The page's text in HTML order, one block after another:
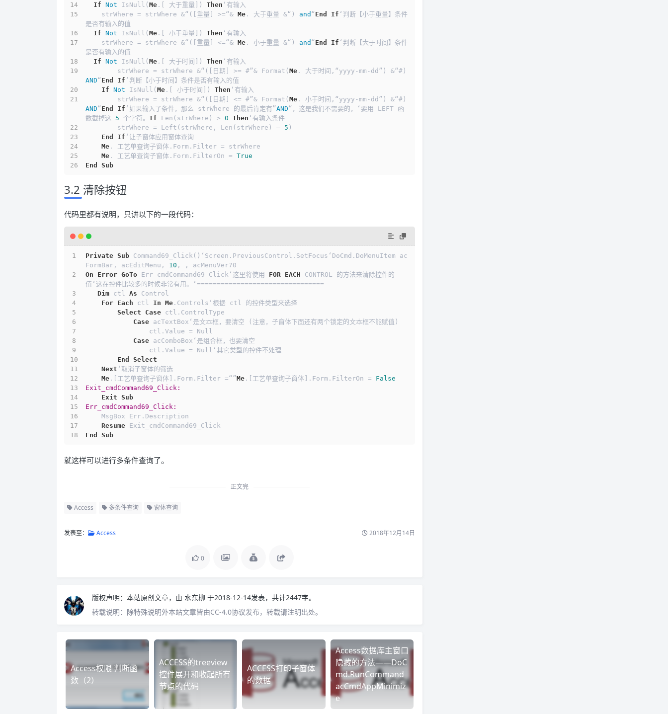
If Not IsNull( Me .[ 大于重量]) Then ‘有输入
    strWhere = strWhere &“([重量] >=“&
Me . 大于重量 &“) and “ End If ‘判断【小于重量】条件
是否有输入的值
If Not IsNull( Me .[ 小于重量]) Then ‘有输入
    strWhere = strWhere &“([重量] <=“&
Me . 小于重量 &“) and “ End If ‘判断【大于时间】条件
是否有输入的值
If Not IsNull( Me .[ 大于时间]) Then ‘有输入
        strWhere = strWhere &“([日期] >= #”& Format(
Me
AND“ End If ‘判断【小于时间】条件是否有输入的值
If Not IsNull( Me .[ 小于时间]) Then ‘有输入
        strWhere = strWhere &“([日期] <= #”& Format(
Me
AND“ End If ‘如果输入了条件，那么 strWhere 的最后肯定有”AND“，这是我们不需要的，‘要用 LEFT 函
数截掉这 5 个字符。 If Len(strWhere) > 0 Then ‘有输入条件
        strWhere = Left(strWhere, Len(strWhere) –
5 )
End
If ‘让子窗体应用窗体查询
Me . 工艺单查询子窗体.Form.Filter = strWhere
Me . 工艺单查询子窗体.Form.FilterOn = True
End
Sub
3.2 清除按钮
代码里都有说明，只讲以下的一段代码：
Private Sub Command69_Click()‘Screen.PreviousControl.SetFocus‘DoCmd.DoMenuItem ac
FormBar, acEditMenu, 10 , , acMenuVer70
On
Error GoTo Err_cmdCommand69_Click‘这里将使用 FOR EACH CONTROL 的方法来清除控件的
值‘这在控件比较多的时候非常有用。‘================================
Dim ctl As Control
For Each ctl In Me .Controls‘根据 ctl 的控件类型来选择
Select
Case ctl.ControlType
Case acTextBox‘是文本框，要清空 (注意，子窗体下面还有两个锁定的文本框不能赋值)
                ctl.Value = Null
Case acComboBox‘是组合框，也要清空
                ctl.Value = Null‘其它类型的控件不处理
End
Select
Next ‘取消子窗体的筛选
Me .[工艺单查询子窗体].Form.Filter =“”Me .[工艺单查询子窗体].Form.FilterOn = False
Exit_cmdCommand69_Click:
Exit Sub
Err_cmdCommand69_Click:
    MsgBox Err.Description
Resume Exit_cmdCommand69_Click
End
Sub
就这样可以进行多条件查询了。
正文完
Access 多条件查询 窗体查询
发表至： Access 2018年12月14日
0
版权声明： 本站原创文章，由 水东柳 于2018-12-14发表，共计2447字。
转载说明： 除特殊说明外本站文章皆由CC-4.0协议发布，转载请注明出处。
Access权限 判断函
数（2）
ACCESS的treeview
控件展开和收起所有
节点的代码
ACCESS打印子窗体
的数据
Access数据库主窗口
隐藏的方法——DoC
md.RunCommand
acCmdAppMinimiz
e